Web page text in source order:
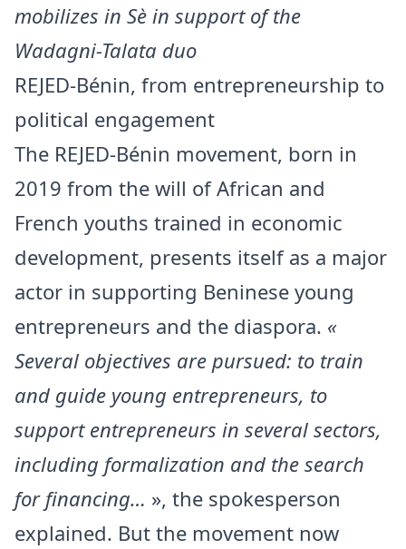
mobilizes in Sè in support of the
Wadagni-Talata duo
REJED-Bénin, from entrepreneurship to
political engagement
The REJED-Bénin movement, born in
2019 from the will of African and
French youths trained in economic
development, presents itself as a major
actor in supporting Beninese young
entrepreneurs and the diaspora. «
Several objectives are pursued: to train
and guide young entrepreneurs, to
support entrepreneurs in several sectors,
including formalization and the search
for financing… », the spokesperson
explained. But the movement now